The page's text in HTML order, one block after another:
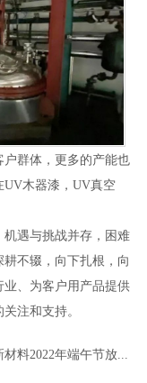
群体，更多的产能也
UV木器漆，UV真空
遇与挑战并存，困难
不辍，向下扎根，向
业、为客户用产品提供
注和支持。
蓝柯路新材料2022年端午节放假通知